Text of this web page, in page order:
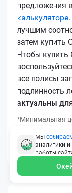
предложения
калькуляторе
лучшим
затем купить
Чтобы купить
все полисы
подлинность
актуальны
*Минимальная
(безаварийный
т.д.). Узнать
можно с
Мы
аналитики
работы